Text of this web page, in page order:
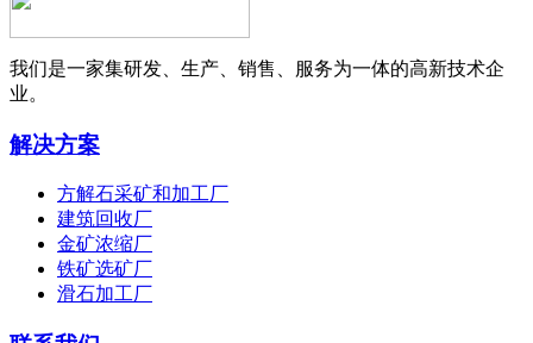
我们是一家集研发、生产、销售、服务为一体的高新技术企
业。
解决方案
方解石采矿和加工厂
建筑回收厂
金矿浓缩厂
铁矿选矿厂
滑石加工厂